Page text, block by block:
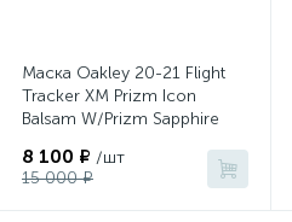
Маска Oakley 20-21 Flight
Tracker XM Prizm Icon
Balsam W/Prizm Sapphire
8 100 ₽ /шт
15 000 ₽